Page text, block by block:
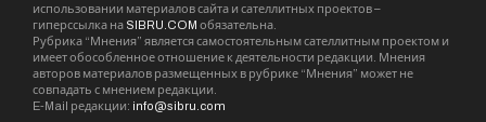
использовании материалов сайта и сателлитных проектов –
гиперссылка на SIBRU.COM обязательна.
Рубрика “Мнения” является самостоятельным сателлитным проектом и
имеет обособленное отношение к деятельности редакции. Мнения
авторов материалов размещенных в рубрике “Мнения” может не
совпадать с мнением редакции.
E-Mail редакции: info@sibru.com